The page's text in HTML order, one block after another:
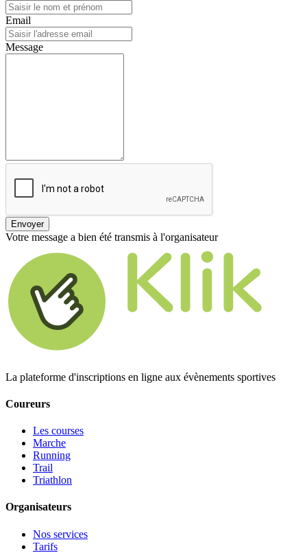
Email
Message
Envoyer
Votre message a bien été transmis à l'organisateur
La plateforme d'inscriptions en ligne aux évènements sportives
Coureurs
Les courses
Marche
Running
Trail
Triathlon
Organisateurs
Nos services
Tarifs